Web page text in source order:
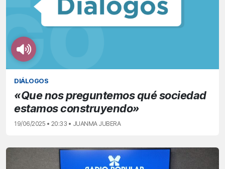
DIÁLOGOS
«Que nos preguntemos qué sociedad
estamos construyendo»
19/06/2025 • 20:33 • JUANMA JUBERA